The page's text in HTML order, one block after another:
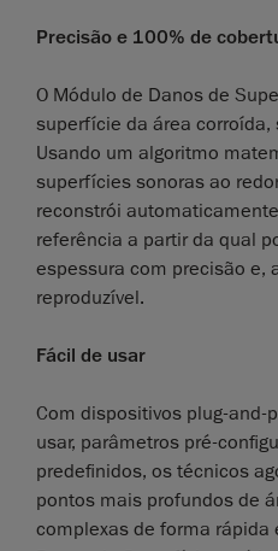
Precisão e 100% de
O Módulo de Danos de
superfície da área
Usando um algoritmo
superfícies sonoras ao
reconstrói
referência a partir da qual
espessura com precisão e,
reproduzível.
Fácil de usar
Com dispositivos plug-and-
usar, parâmetros pré-
predefinidos, os técnicos
pontos mais profundos de
complexas de forma rápida